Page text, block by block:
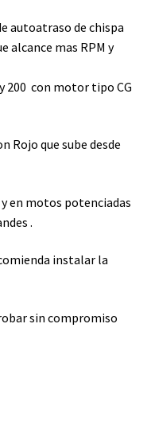
autoatraso de chispa
alcance mas RPM y
200 con motor tipo CG
Rojo que sube desde
en motos potenciadas
.
instalar la
sin compromiso